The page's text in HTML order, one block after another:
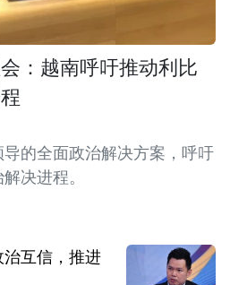
：越南呼吁推动利比
的全面政治解决方案，呼吁
决进程。
互信，推进